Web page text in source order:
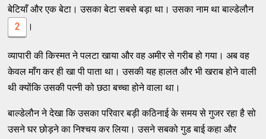
बेटियाँ और एक बेटा। उसका बेटा सबसे बड़ा था। उसका नाम था बाल्डेलौन
2
।
व्यापारी की किस्मत ने पलटा खाया और वह अमीर से गरीब हो गया। अब वह
केवल माँग कर ही खा पी पाता था। उसकी यह हालत और भी खराब होने वाली
थी क्योंकि उसकी पत्नी को छठा बच्चा होने वाला था।
बाल्डेलौन ने देखा कि उसका परिवार बड़ी कठिनाई के समय से गुजर रहा है सो
उसने घर छोड़ने का निश्चय कर लिया। उसने सबको गुड बाई कहा और